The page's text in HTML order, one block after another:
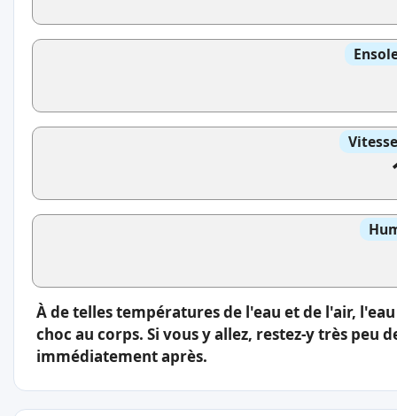
À de telles températures de l'eau et de l'air,
choc au corps. Si vous y allez, restez-y très peu
immédiatement après.